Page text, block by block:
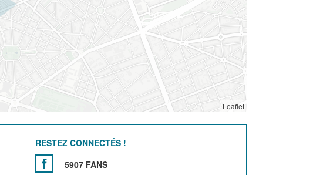
Leaflet
RESTEZ CONNECTÉS !
5907 FANS